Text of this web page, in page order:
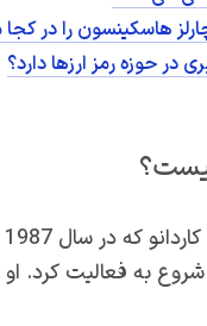
هاسکینسون را در
در حوزه رمز ارزها دارد؟
به فعالیت کرد. او